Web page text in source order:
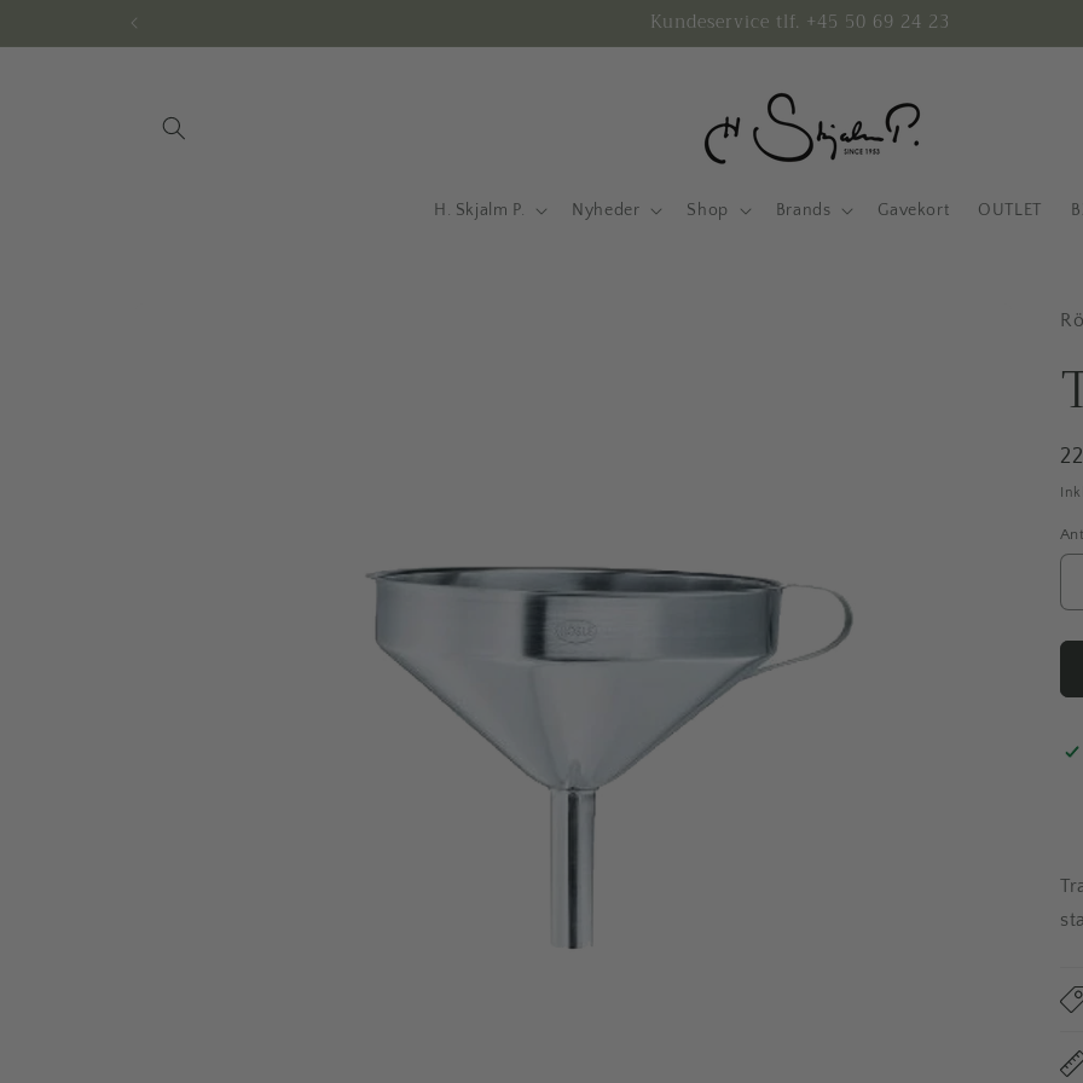
Kundeservice tlf. +45 50 69 24 23
H. Skjalm P. Nyheder Shop Brands Gavekort OUTLET